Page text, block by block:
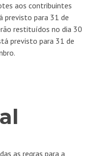
aos contribuintes
previsto para 31 de
restituídos no dia 30
previsto para 31 de
as regras para a